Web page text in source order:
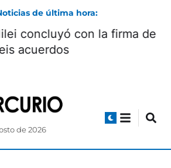
de última hora:
concluyó con la firma de
seis acuerdos
de 2026